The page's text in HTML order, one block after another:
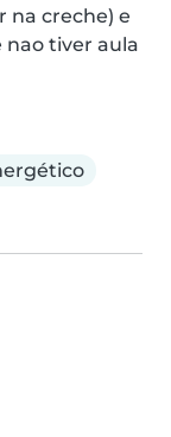
na creche) e
nao tiver aula